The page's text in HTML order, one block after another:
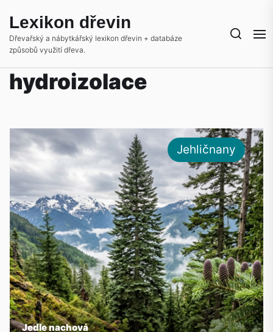
the
content
Lexikon dřevin
Dřevařský a nábytkářský lexikon dřevin + databáze
způsobů využití dřeva.
hydroizolace
Jehličnany
Jedle nachová